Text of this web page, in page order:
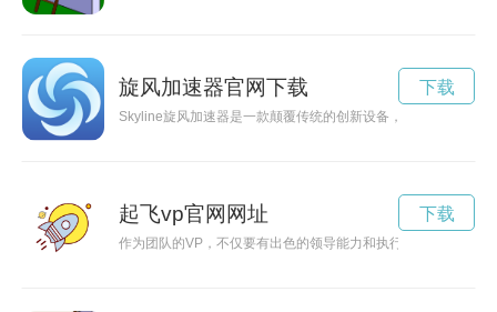
旋风加速器官网下载
Skyline旋风加速器是一款颠覆传统的创新设备，能够加速物体
下载
起飞vp官网网址
作为团队的VP，不仅要有出色的领导能力和执行力，更需要激
下载